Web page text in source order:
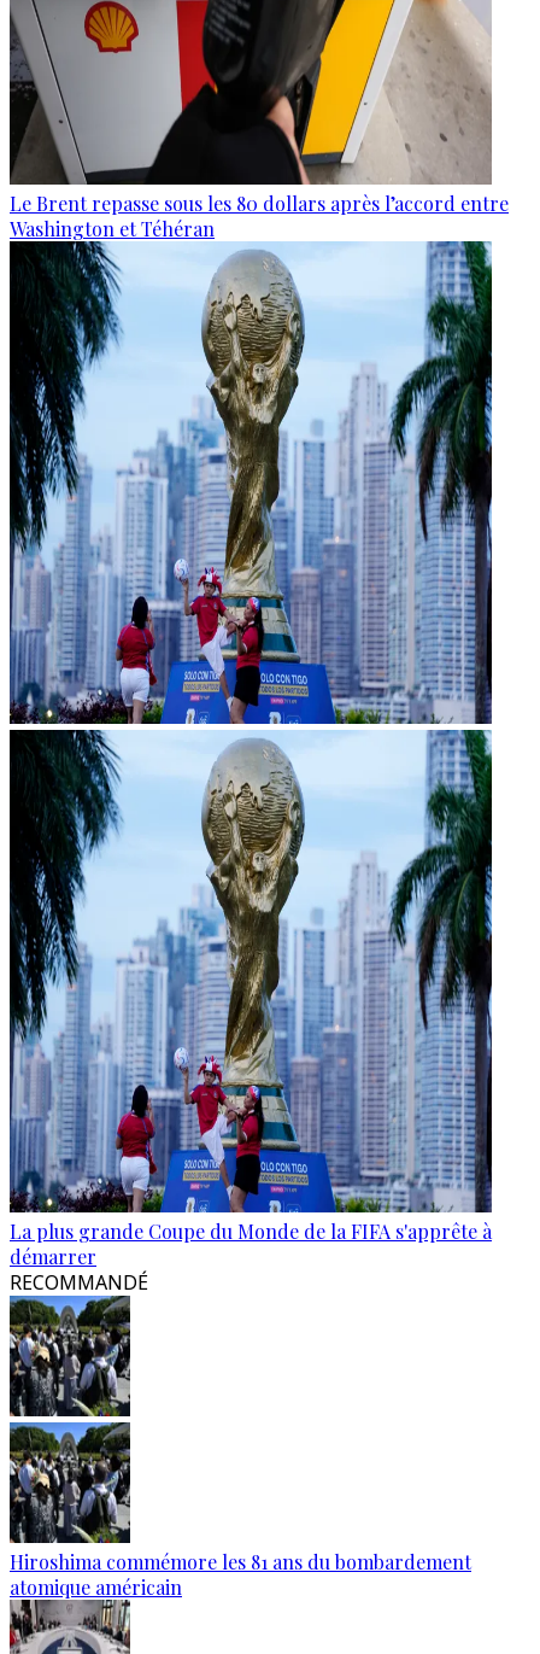
Le Brent repasse sous les 80 dollars après l’accord entre
Washington et Téhéran
La plus grande Coupe du Monde de la FIFA s'apprête à
démarrer
RECOMMANDÉ
Hiroshima commémore les 81 ans du bombardement
atomique américain